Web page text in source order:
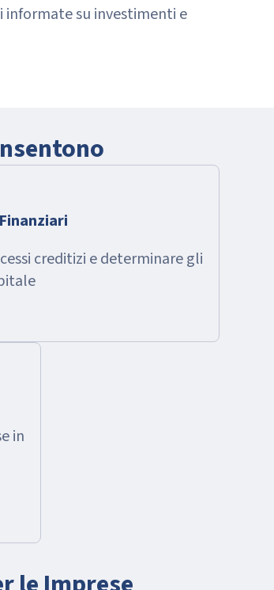
su investimenti e
creditizi e determinare gli
in